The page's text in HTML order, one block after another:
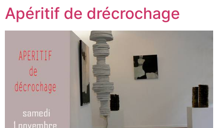
Apéritif de drécrochage